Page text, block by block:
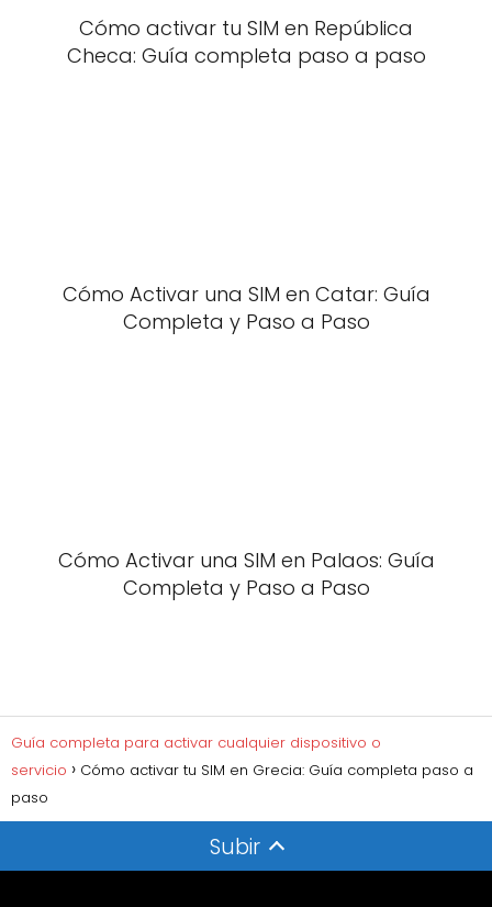
Cómo activar tu SIM en República
Checa: Guía completa paso a paso
Cómo Activar una SIM en Catar: Guía
Completa y Paso a Paso
Cómo Activar una SIM en Palaos: Guía
Completa y Paso a Paso
Guía completa para activar cualquier dispositivo o
servicio
Cómo activar tu SIM en Grecia: Guía completa paso a
paso
Subir